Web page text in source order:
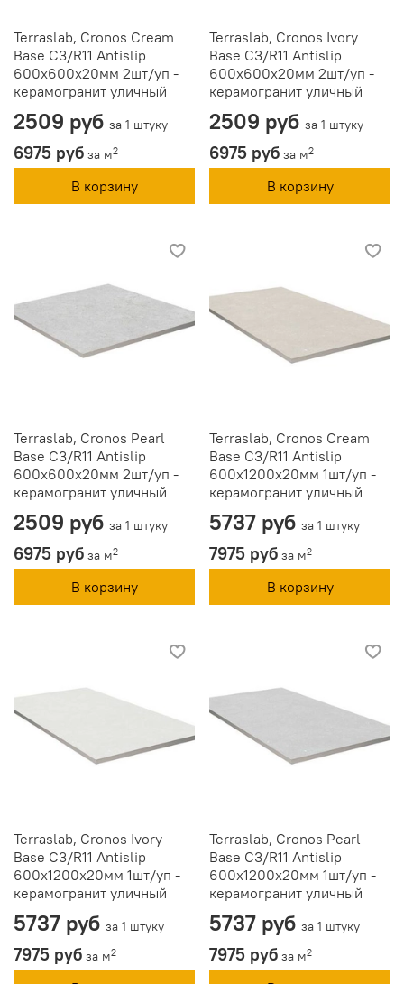
Terraslab, Cronos Cream
Base C3/R11 Antislip
600х600х20мм 2шт/уп -
керамогранит уличный
2509 руб за 1 штуку
6975 руб за м2
В корзину
Terraslab, Cronos Ivory
Base C3/R11 Antislip
600х600х20мм 2шт/уп -
керамогранит уличный
2509 руб за 1 штуку
6975 руб за м2
В корзину
Terraslab, Cronos Pearl
Base C3/R11 Antislip
600х600х20мм 2шт/уп -
керамогранит уличный
2509 руб за 1 штуку
6975 руб за м2
В корзину
Terraslab, Cronos Cream
Base C3/R11 Antislip
600х1200х20мм 1шт/уп -
керамогранит уличный
5737 руб за 1 штуку
7975 руб за м2
В корзину
Terraslab, Cronos Ivory
Base C3/R11 Antislip
600х1200х20мм 1шт/уп -
керамогранит уличный
5737 руб за 1 штуку
7975 руб за м2
Terraslab, Cronos Pearl
Base C3/R11 Antislip
600х1200х20мм 1шт/уп -
керамогранит уличный
5737 руб за 1 штуку
7975 руб за м2